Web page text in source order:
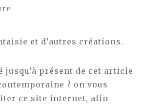
et d’autres créations.
jusqu’à présent de cet article
? on vous
ce site internet, afin